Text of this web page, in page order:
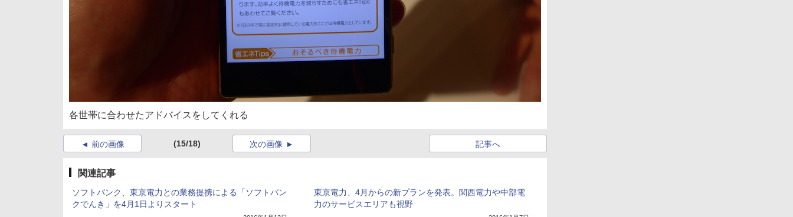
各世帯に合わせたアドバイスをしてくれる
前の画像 (15/18) 記事へ
次の画像
関連記事
ソフトバンク、東京電力との業務提携による「ソフトバン
クでんき」を4月1日よりスタート
東京電力、4月からの新プランを発表。関西電力や中部電
力のサービスエリアも視野